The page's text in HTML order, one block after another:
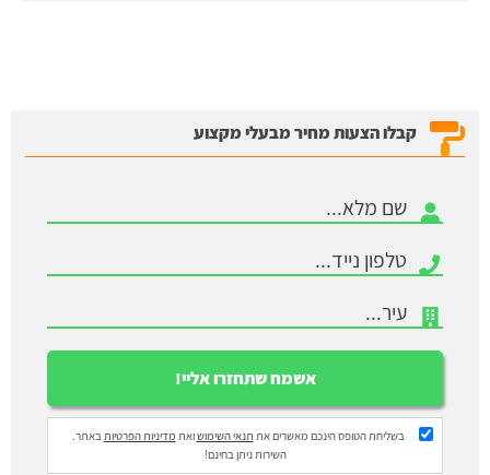
קבלו הצעות מחיר מבעלי מקצוע
בשליחת הטופס הינכם מאשרים את תנאי השימושואת מדיניות הפרטיותבאתר.
השירות ניתן בחינם!